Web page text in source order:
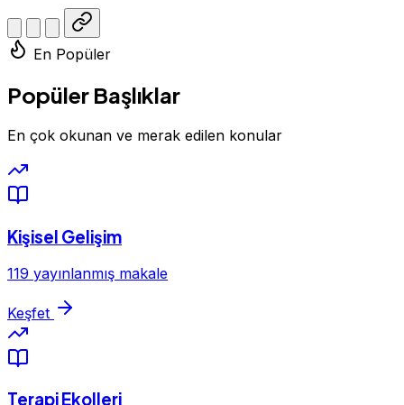
En Popüler
Popüler Başlıklar
En çok okunan ve merak edilen konular
Kişisel Gelişim
119 yayınlanmış makale
Keşfet
Terapi Ekolleri